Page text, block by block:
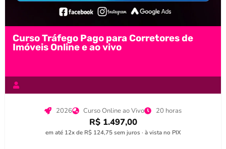
Curso Tráfego Pago para Corretores de
Imóveis Online e ao vivo
2026 Curso Online ao Vivo 20 horas
R$ 1.497,00
em até 12x de R$ 124,75 sem juros · à vista no PIX